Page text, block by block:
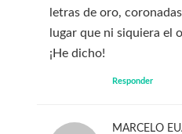
letras de oro,
lugar que ni siquiera el
¡He dicho!
Responder
MARCELO